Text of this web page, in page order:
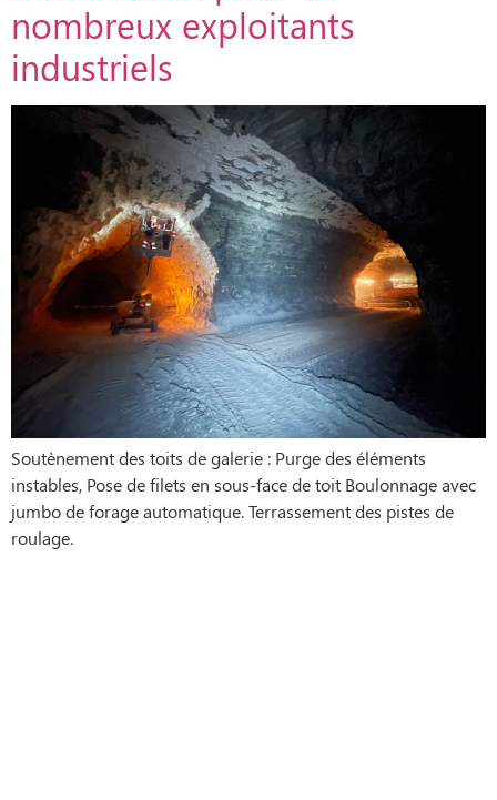
nombreux exploitants
industriels
Soutènement des toits de galerie : Purge des éléments
instables, Pose de filets en sous-face de toit Boulonnage avec
jumbo de forage automatique. Terrassement des pistes de
roulage.